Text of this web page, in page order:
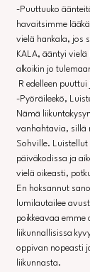
-Puuttuuko
havaitsimme
vielä hankala, jos
KALA, ääntyi
alkoikin jo
R edelleen
-Pyöräileekö,
Nämä
vanhahtavia, sillä
Sohville.
päiväkodissa ja
vielä oikeasti,
En hoksannut
lumilautailee
poikkeavaa emme
liikunnallisissa
oppivan nopeasti
liikunnasta.